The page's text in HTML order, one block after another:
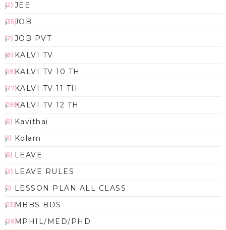
JEE
(2)
JOB
(35)
JOB PVT
(7)
KALVI TV
(8)
KALVI TV 10 TH
(18)
KALVI TV 11 TH
(27)
KALVI TV 12 TH
(199)
Kavithai
(5)
Kolam
(1)
LEAVE
(5)
LEAVE RULES
(2)
LESSON PLAN ALL CLASS
(1)
MBBS BDS
(13)
MPHIL/MED/PHD
(26)